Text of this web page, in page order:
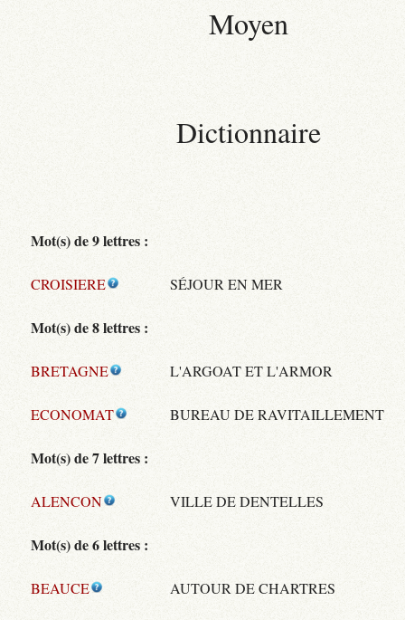
Moyen
Dictionnaire
Mot(s) de 9 lettres :
CROISIERE SÉJOUR EN MER
Mot(s) de 8 lettres :
BRETAGNE L'ARGOAT ET L'ARMOR
ECONOMAT BUREAU DE RAVITAILLEMENT
Mot(s) de 7 lettres :
ALENCON VILLE DE DENTELLES
Mot(s) de 6 lettres :
BEAUCE AUTOUR DE CHARTRES